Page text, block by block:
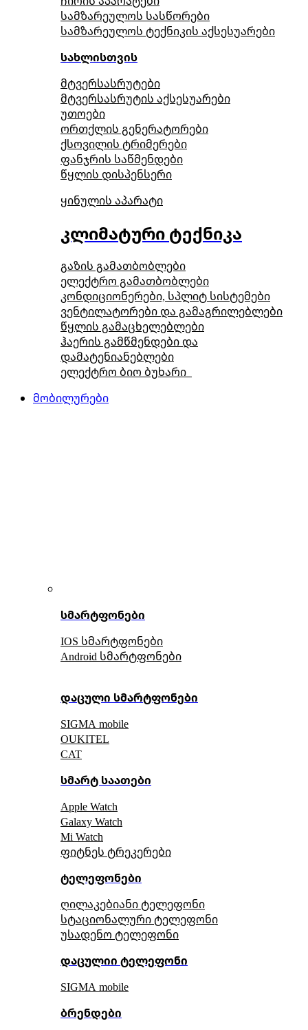
სამზარეულოს სასწორები
სამზარეულოს ტექნიკის აქსესუარები
სახლისთვის
მტვერსასრუტები
მტვერსასრუტის აქსესუარები
უთოები
ორთქლის გენერატორები
ქსოვილის ტრიმერები
ფანჯრის საწმენდები
წყლის დისპენსერი
ყინულის აპარატი
კლიმატური ტექნიკა
გაზის გამათბობლები
ელექტრო გამათბობლები
კონდიციონერები, სპლიტ სისტემები
ვენტილატორები და გამაგრილებლები
წყლის გამაცხელებლები
ჰაერის გამწმენდები და
დამატენიანებლები
ელექტრო ბიო ბუხარი
მობილურები
სმარტფონები
IOS სმარტფონები
Android სმარტფონები
დაცული სმარტფონები
SIGMA mobile
OUKITEL
CAT
სმარტ საათები
Apple Watch
Galaxy Watch
Mi Watch
ფიტნეს ტრეკერები
ტელეფონები
ღილაკებიანი ტელეფონი
სტაციონალური ტელეფონი
უსადენო ტელეფონი
დაცულიი ტელეფონი
SIGMA mobile
ბრენდები